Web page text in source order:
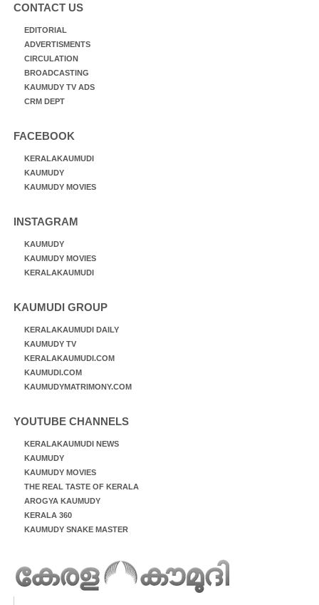
CONTACT US
EDITORIAL
ADVERTISMENTS
CIRCULATION
BROADCASTING
KAUMUDY TV ADS
CRM DEPT
FACEBOOK
KERALAKAUMUDI
KAUMUDY
KAUMUDY MOVIES
INSTAGRAM
KAUMUDY
KAUMUDY MOVIES
KERALAKAUMUDI
KAUMUDI GROUP
KERALAKAUMUDI DAILY
KAUMUDY TV
KERALAKAUMUDI.COM
KAUMUDI.COM
KAUMUDYMATRIMONY.COM
YOUTUBE CHANNELS
KERALAKAUMUDI NEWS
KAUMUDY
KAUMUDY MOVIES
THE REAL TASTE OF KERALA
AROGYA KAUMUDY
KERALA 360
KAUMUDY SNAKE MASTER